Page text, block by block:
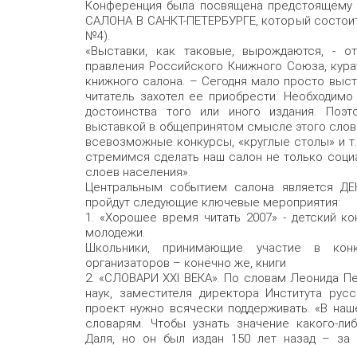
Конференция была посвящена
САЛОНА В САНКТ-ПЕТЕРБУРГЕ, который
№4).
«Выставки, как таковые, вырождаются, -
правления Российского Книжного Союза,
книжного салона. – Сегодня мало просто
читатель захотел ее приобрести.
достоинства того или иного издания.
выставкой в общепринятом смысле этого
всевозможные конкурсы, «круглые столы» и
стремимся сделать наш салон не только
слоев населения».
Центральным событием салона является
пройдут следующие ключевые мероприятия:
1. «Хорошее время читать 2007» - детский
молодежи.
Школьники, принимающие участие в
организаторов – конечно же, книги
2. «СЛОВАРИ XXI ВЕКА». По словам Леонида
наук, заместителя директора Института
проект нужно всячески поддерживать. «В
словарям. Чтобы узнать значение какого-
Даля, но он был издан 150 лет назад – за